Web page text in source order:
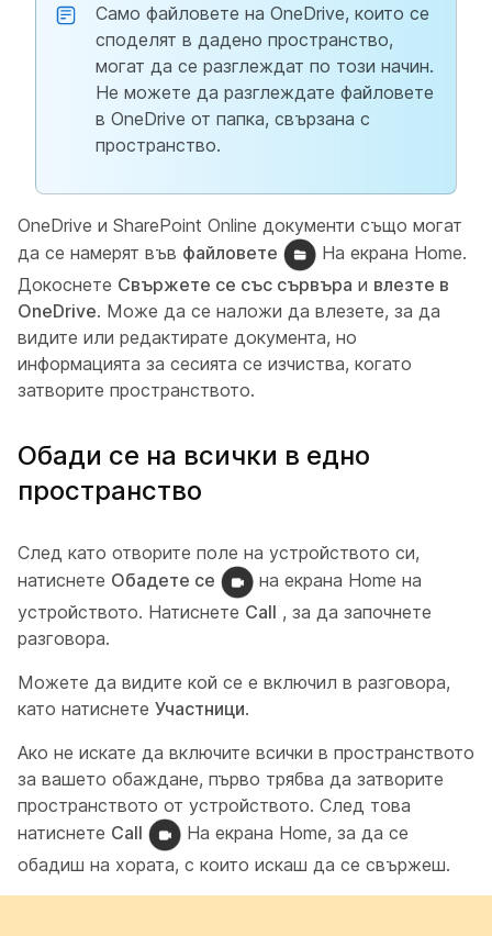
Само файловете на OneDrive, които се
споделят в дадено пространство,
могат да се разглеждат по този начин.
Не можете да разглеждате файловете
в OneDrive от папка, свързана с
пространство.
OneDrive и SharePoint Online документи също могат
да се намерят във файловете
На екрана Home.
Докоснете Свържете се със сървъра и влезте в
OneDrive. Може да се наложи да влезете, за да
видите или редактирате документа, но
информацията за сесията се изчиства, когато
затворите пространството.
Обади се на всички в едно
пространство
След като отворите поле на устройството си,
натиснете Обадете се
на екрана Home на
устройството. Натиснете Call , за да започнете
разговора.
Можете да видите кой се е включил в разговора,
като натиснете Участници.
Ако не искате да включите всички в пространството
за вашето обаждане, първо трябва да затворите
пространството от устройството. След това
натиснете Call
На екрана Home, за да се
обадиш на хората, с които искаш да се свържеш.